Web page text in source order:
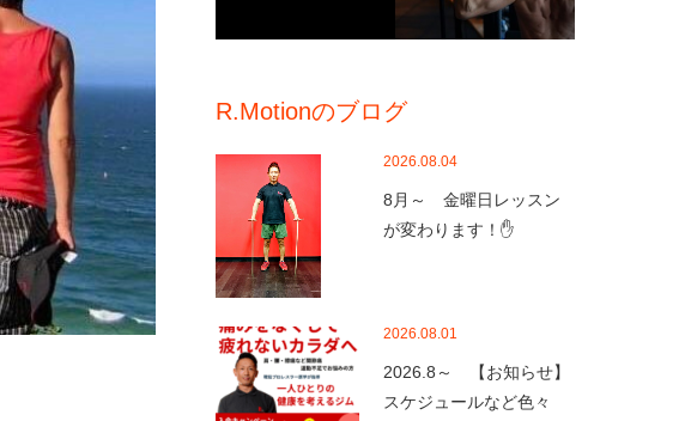
R.Motionのブログ
2026.08.04
8月～ 金曜日レッスン
が変わります！✋
2026.08.01
2026.8～ 【お知らせ】
スケジュールなど色々